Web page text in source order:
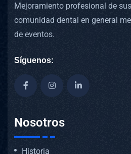
Mejoramiento profesional de
comunidad dental en general
de eventos.
Síguenos:
Nosotros
Historia